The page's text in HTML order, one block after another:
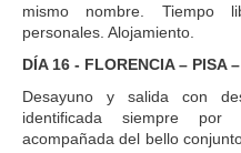
mismo nombre. Tiempo
personales. Alojamiento.
DÍA 16 - FLORENCIA – PISA
Desayuno y salida con
identificada siempre por
acompañada del bello